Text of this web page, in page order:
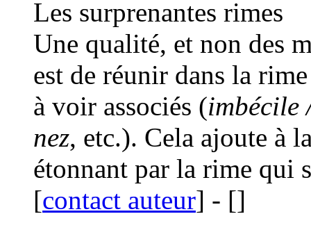
Les surprenantes rimes
Une qualité, et non des
est de réunir dans la
à voir associés (imbécile
nez, etc.). Cela ajoute à
étonnant par la rime qui
[contact auteur] - []